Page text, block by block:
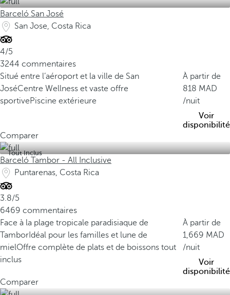
Barceló San José
San Jose, Costa Rica
4/5
3244 commentaires
Situé entre l’aéroport et la ville de San
JoséCentre Wellness et vaste offre
sportivePiscine extérieure
À partir de
818
/nuit
Voir
disponibilité
Comparer
Tout Inclus
Barceló Tambor - All Inclusive
Puntarenas, Costa Rica
3.8/5
6469 commentaires
Face à la plage tropicale paradisiaque de
Tambor Idéal pour les familles et lune de
mielOffre complète de plats et de boissons tout
inclus
À partir de
1,669
/nuit
Voir
disponibilité
Comparer
m
o
i
n
s
d
e
0
,
%
d
e
l
a
s
u
r
f
a
e